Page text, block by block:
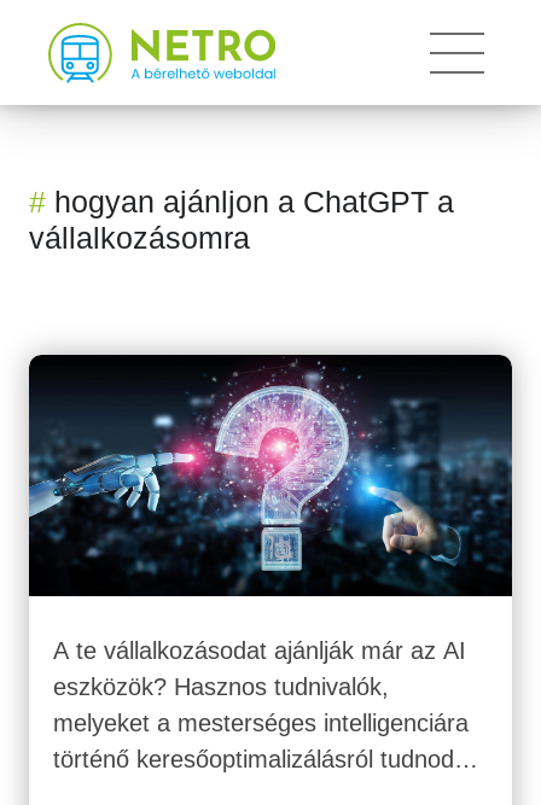
Toggle
# hogyan ajánljon a ChatGPT a
vállalkozásomra
A te vállalkozásodat ajánlják már az AI
eszközök? Hasznos tudnivalók,
melyeket a mesterséges intelligenciára
történő keresőoptimalizálásról tudnod